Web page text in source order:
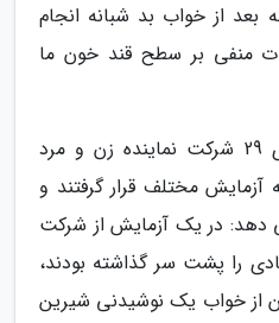
بعد از خواب بد شبانه انجام
منفی بر سطح قند خون ما
این تیم یک نظرسنجی روی 29 شرکت نماینده زن و مرد
مختلف قرار گرفتند و
دهد: در یک آزمایش از شرکت
را پشت سر گذاشته بودند،
از خواب یک نوشیدنی شیرین